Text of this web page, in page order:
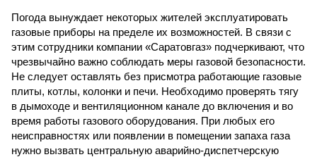
Погода вынуждает некоторых жителей эксплуатировать
газовые приборы на пределе их возможностей. В связи с
этим сотрудники компании «Саратовгаз» подчеркивают, что
чрезвычайно важно соблюдать меры газовой безопасности.
Не следует оставлять без присмотра работающие газовые
плиты, котлы, колонки и печи. Необходимо проверять тягу
в дымоходе и вентиляционном канале до включения и во
время работы газового оборудования. При любых его
неисправностях или появлении в помещении запаха газа
нужно вызвать центральную аварийно-диспетчерскую